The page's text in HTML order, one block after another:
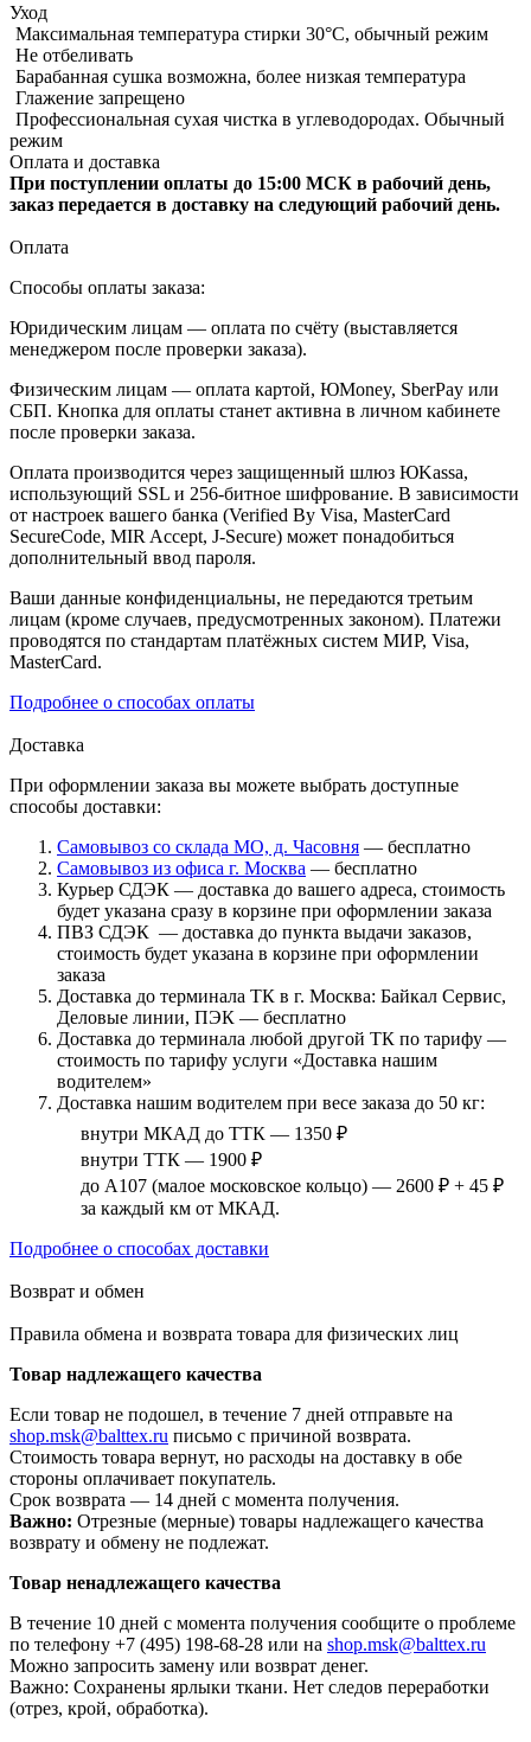
Уход
Максимальная температура стирки 30°C, обычный режим
Не отбеливать
Барабанная сушка возможна, более низкая температура
Глажение запрещено
Профессиональная сухая чистка в углеводородах. Обычный
режим
Оплата и доставка
При поступлении оплаты до 15:00 МСК в рабочий день,
заказ передается в доставку на следующий рабочий день.
Оплата
Способы оплаты заказа:
Юридическим лицам — оплата по счёту (выставляется
менеджером после проверки заказа).
Физическим лицам — оплата картой, ЮMoney, SberPay или
СБП. Кнопка для оплаты станет активна в личном кабинете
после проверки заказа.
Оплата производится через защищенный шлюз ЮKassa,
использующий SSL и 256-битное шифрование. В зависимости
от настроек вашего банка (Verified By Visa, MasterCard
SecureCode, MIR Accept, J-Secure) может понадобиться
дополнительный ввод пароля.
Ваши данные конфиденциальны, не передаются третьим
лицам (кроме случаев, предусмотренных законом). Платежи
проводятся по стандартам платёжных систем МИР, Visa,
MasterCard.
Подробнее о способах оплаты
Доставка
При оформлении заказа вы можете выбрать доступные
способы доставки:
Самовывоз со склада МО, д. Часовня — бесплатно
Самовывоз из офиса г. Москва — бесплатно
Курьер СДЭК — доставка до вашего адреса, стоимость
будет указана сразу в корзине при оформлении заказа
ПВЗ СДЭК — доставка до пункта выдачи заказов,
стоимость будет указана в корзине при оформлении
заказа
Доставка до терминала ТК в г. Москва: Байкал Сервис,
Деловые линии, ПЭК — бесплатно
Доставка до терминала любой другой ТК по тарифу —
стоимость по тарифу услуги «Доставка нашим
водителем»
Доставка нашим водителем при весе заказа до 50 кг:
внутри МКАД до ТТК — 1350 ₽
внутри ТТК — 1900 ₽
до А107 (малое московское кольцо) — 2600 ₽ + 45 ₽
за каждый км от МКАД.
Подробнее о способах доставки
Возврат и обмен
Правила обмена и возврата товара для физических лиц
Товар надлежащего качества
Если товар не подошел, в течение 7 дней отправьте на
shop.msk@balttex.ru письмо с причиной возврата.
Стоимость товара вернут, но расходы на доставку в обе
стороны оплачивает покупатель.
Срок возврата — 14 дней с момента получения.
Важно: Отрезные (мерные) товары надлежащего качества
возврату и обмену не подлежат.
Товар ненадлежащего качества
В течение 10 дней с момента получения сообщите о проблеме
по телефону +7 (495) 198-68-28 или на shop.msk@balttex.ru
Можно запросить замену или возврат денег.
Важно: Сохранены ярлыки ткани. Нет следов переработки
(отрез, крой, обработка).